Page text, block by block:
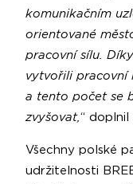
komunikačním
orientované
pracovní sílu.
vytvořili pracovní
a tento počet se
zvyšovat, “
Všechny polské
udržitelnosti